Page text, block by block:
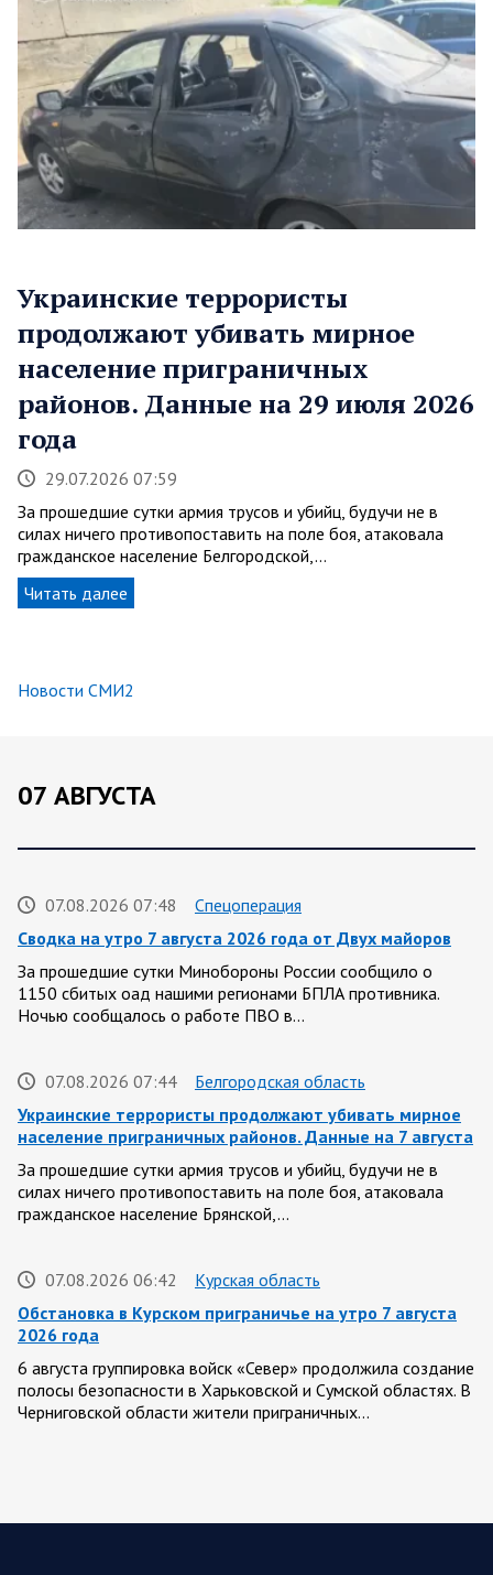
Украинские террористы
продолжают убивать мирное
население приграничных
районов. Данные на 29 июля 2026
года
29.07.2026 07:59
За прошедшие сутки армия трусов и убийц, будучи не в
силах ничего противопоставить на поле боя, атаковала
гражданское население Белгородской,…
Читать далее
Новости СМИ2
07 АВГУСТА
07.08.2026 07:48
Спецоперация
Сводка на утро 7 августа 2026 года от Двух майоров
За прошедшие сутки Минобороны России сообщило о
1150 сбитых оад нашими регионами БПЛА противника.
Ночью сообщалось о работе ПВО в…
07.08.2026 07:44
Белгородская область
Украинские террористы продолжают убивать мирное
население приграничных районов. Данные на 7 августа
За прошедшие сутки армия трусов и убийц, будучи не в
силах ничего противопоставить на поле боя, атаковала
гражданское население Брянской,…
07.08.2026 06:42
Курская область
Обстановка в Курском приграничье на утро 7 августа
2026 года
6 августа группировка войск «Север» продолжила создание
полосы безопасности в Харьковской и Сумской областях. В
Черниговской области жители приграничных…